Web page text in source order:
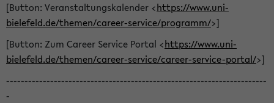
[Button: Veranstaltungskalender <https://www.uni-
bielefeld.de/themen/career-service/programm/>]
[Button: Zum Career Service Portal <https://www.uni-
bielefeld.de/themen/career-service/career-service-portal/>]
-----------------------------------------------------------------------
-